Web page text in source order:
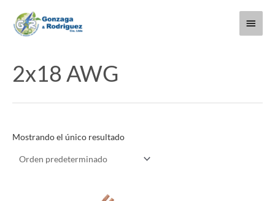
contenido
Menú
2x18 AWG
Mostrando el único resultado
Este